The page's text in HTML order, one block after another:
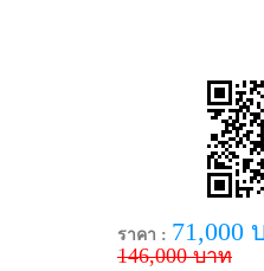
ราคา : 71,000
146,000 บาท